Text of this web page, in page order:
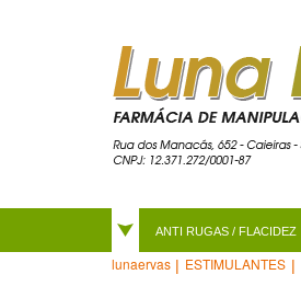
ANTI RUGAS / FLACIDEZ
lunaervas ESTIMULANTES